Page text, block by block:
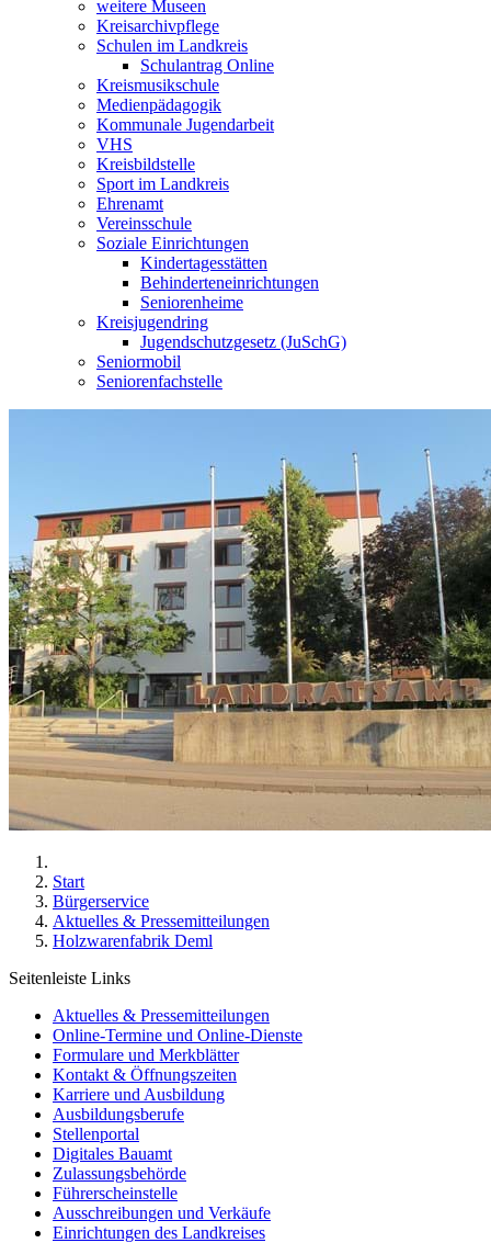
weitere Museen
Kreisarchivpflege
Schulen im Landkreis
Schulantrag Online
Kreismusikschule
Medienpädagogik
Kommunale Jugendarbeit
VHS
Kreisbildstelle
Sport im Landkreis
Ehrenamt
Vereinsschule
Soziale Einrichtungen
Kindertagesstätten
Behinderteneinrichtungen
Seniorenheime
Kreisjugendring
Jugendschutzgesetz (JuSchG)
Seniormobil
Seniorenfachstelle
Start
Bürgerservice
Aktuelles & Pressemitteilungen
Holzwarenfabrik Deml
Seitenleiste Links
Aktuelles & Pressemitteilungen
Online-Termine und Online-Dienste
Formulare und Merkblätter
Kontakt & Öffnungszeiten
Karriere und Ausbildung
Ausbildungsberufe
Stellenportal
Digitales Bauamt
Zulassungsbehörde
Führerscheinstelle
Ausschreibungen und Verkäufe
Einrichtungen des Landkreises